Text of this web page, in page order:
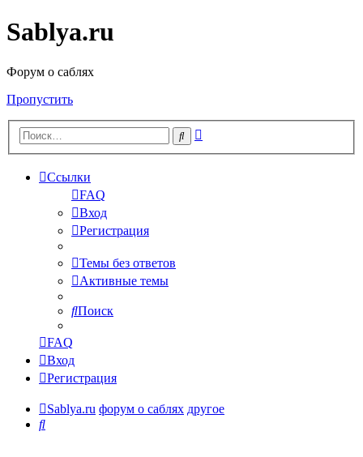
Sablya.ru
Форум о саблях
Пропустить
Поиск
Ссылки
FAQ
Вход
Регистрация
Темы без ответов
Активные темы
Поиск
FAQ
Вход
Регистрация
Sablya.ru форум о саблях другое
Поиск